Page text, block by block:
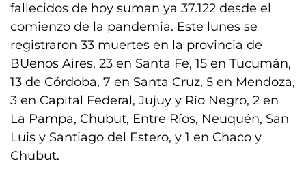
fallecidos de hoy suman ya 37.122 desde el
comienzo de la pandemia. Este lunes se
registraron 33 muertes en la provincia de
BUenos Aires, 23 en Santa Fe, 15 en Tucumán,
13 de Córdoba, 7 en Santa Cruz, 5 en Mendoza,
3 en Capital Federal, Jujuy y Río Negro, 2 en
La Pampa, Chubut, Entre Ríos, Neuquén, San
Luis y Santiago del Estero, y 1 en Chaco y
Chubut.